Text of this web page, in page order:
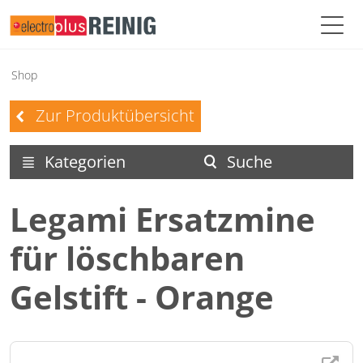
Shop
left Zur Produktübersicht
search Suche
menu Kategorien
Legami Ersatzmine
für löschbaren
Gelstift - Orange